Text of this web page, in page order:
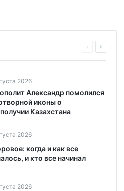
2026
Александр помолился
иконы о
Казахстана
2026
когда и как все
и кто все начинал
2026